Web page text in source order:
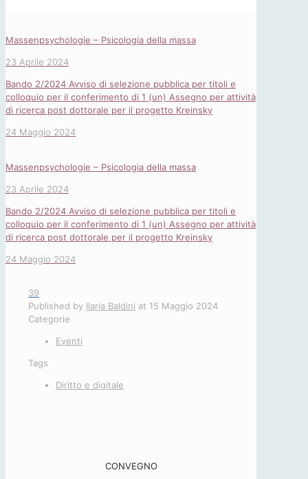
Massenpsychologie – Psicologia della massa
23 Aprile 2024
Bando 2/2024 Avviso di selezione pubblica per titoli e
colloquio per il conferimento di 1 (un) Assegno per attività
di ricerca post dottorale per il progetto Kreinsky
24 Maggio 2024
Massenpsychologie – Psicologia della massa
23 Aprile 2024
Bando 2/2024 Avviso di selezione pubblica per titoli e
colloquio per il conferimento di 1 (un) Assegno per attività
di ricerca post dottorale per il progetto Kreinsky
24 Maggio 2024
39
Published by Ilaria Baldini at 15 Maggio 2024
Categorie
Eventi
Tags
Diritto e digitale
CONVEGNO